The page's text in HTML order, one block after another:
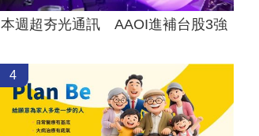
本週超夯光通訊 AAOI進補台股3強
4